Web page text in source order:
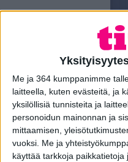
Me ja 364 kumppanimme
laitteella, kuten evästeitä, ja
yksilöllisiä tunnisteita ja
personoidun mainonnan ja
mittaamisen,
vuoksi. Me ja
käyttää tarkkoja
Ulko-ovi
Vähäeleisen tyylikäs ulko-
konstailematonta
klassista pystylaudoitusta